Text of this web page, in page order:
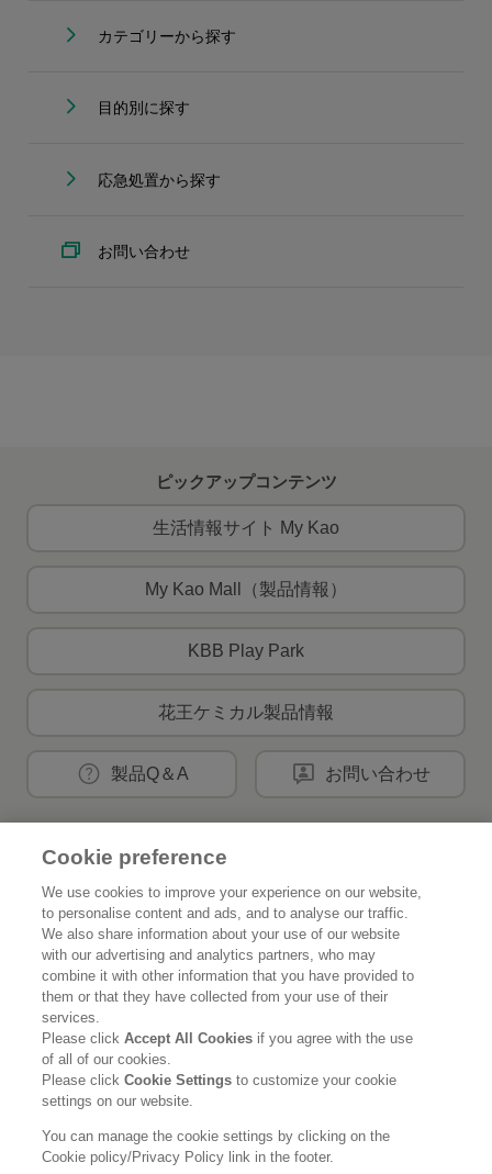
カテゴリーから探す
目的別に探す
応急処置から探す
お問い合わせ
ピックアップコンテンツ
生活情報サイト My Kao
My Kao Mall（製品情報）
KBB Play Park
花王ケミカル製品情報
製品Q＆A お問い合わせ
花王公式SNSアカウント
Home 花王について
サステナビリティ イノベーション
ブランド 投資家情報
ニュースルーム 採用情報
Cookie preference
We use cookies to improve your experience on our website,
to personalise content and ads, and to analyse our traffic.
We also share information about your use of our website
with our advertising and analytics partners, who may
combine it with other information that you have provided to
them or that they have collected from your use of their
services.
Please clickAccept All Cookies if you agree with the use
of all of our cookies.
Please clickCookie Settingsto customize your cookie
settings on our website.
You can manage the cookie settings by clicking on the
Cookie policy/Privacy Policy link in the footer.